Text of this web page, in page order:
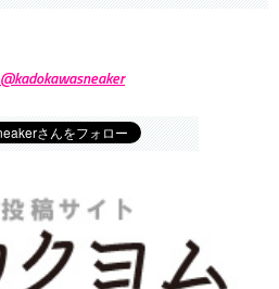
@kadokawasneaker